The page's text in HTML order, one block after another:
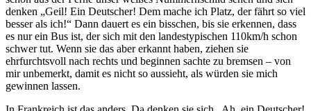
denken „Geil! Ein Deutscher! Dem mache ich Platz, der fährt so viel
besser als ich!“ Dann dauert es ein bisschen, bis sie erkennen, dass
es nur ein Bus ist, der sich mit den landestypischen 110km/h schon
schwer tut. Wenn sie das aber erkannt haben, ziehen sie
ehrfurchtsvoll nach rechts und beginnen sachte zu bremsen – von
mir unbemerkt, damit es nicht so aussieht, als würden sie mich
gewinnen lassen.